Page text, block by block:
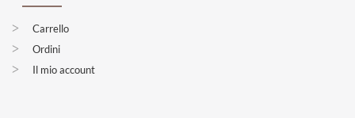
Carrello
Ordini
Il mio account